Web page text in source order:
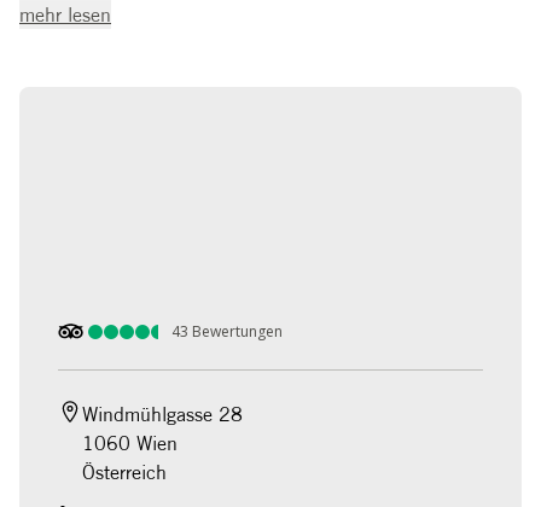
mehr lesen
43 Bewertungen
Windmühlgasse 28
1060 Wien
Österreich